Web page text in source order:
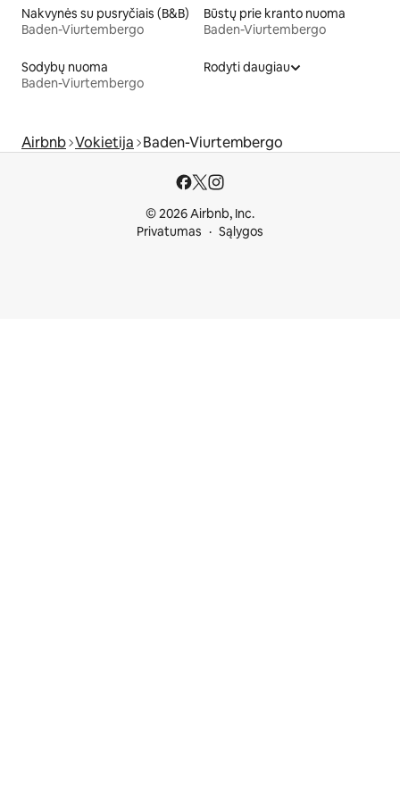
Nakvynės su pusryčiais (B&B)
Baden-Viurtembergo
Būstų prie kranto nuoma
Baden-Viurtembergo
Sodybų nuoma
Baden-Viurtembergo
Rodyti daugiau
Airbnb Vokietija Baden-Viurtembergo
© 2026 Airbnb, Inc.
Privatumas
Sąlygos